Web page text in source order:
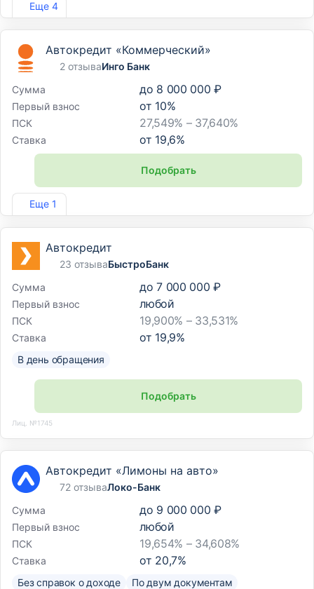
Еще 4
Еще 1
Автокредит «Коммерческий»
2 отзываИнго Банк
Сумма
до 8 000 000 ₽
Первый взнос от 10%
ПСК 27,549% – 37,640%
Ставка от 19,6%
Подобрать
Лиц. №2307
Автокредит
23 отзываБыстроБанк
Сумма
до 7 000 000 ₽
Первый взнос любой
ПСК 19,900% – 33,531%
Ставка от 19,9%
В день обращения
Подобрать
Лиц. №1745
Автокредит «Лимоны на авто»
72 отзываЛоко-Банк
Сумма
до 9 000 000 ₽
Первый взнос любой
ПСК 19,654% – 34,608%
Ставка от 20,7%
Без справок о доходе По двум документам